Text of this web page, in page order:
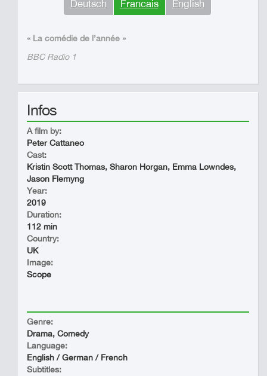
Deutsch Francais English
« La comédie de l’année »
BBC Radio 1
Infos
A film by:
Peter Cattaneo
Cast:
Kristin Scott Thomas, Sharon Horgan, Emma Lowndes,
Jason Flemyng
Year:
2019
Duration:
112 min
Country:
UK
Image:
Scope
Genre:
Drama, Comedy
Language:
English / German / French
Subtitles: